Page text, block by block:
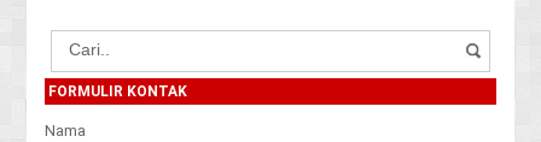
FORMULIR KONTAK
Nama